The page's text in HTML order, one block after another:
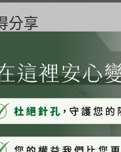
分享
+皮秒的介紹 之前就有人問海菲秀